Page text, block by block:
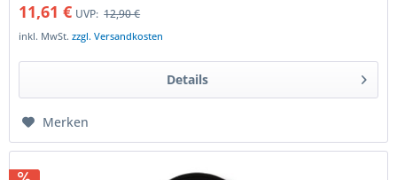
11,61 € UVP: 12,90 €
inkl. MwSt.zzgl. Versandkosten
Details
Merken